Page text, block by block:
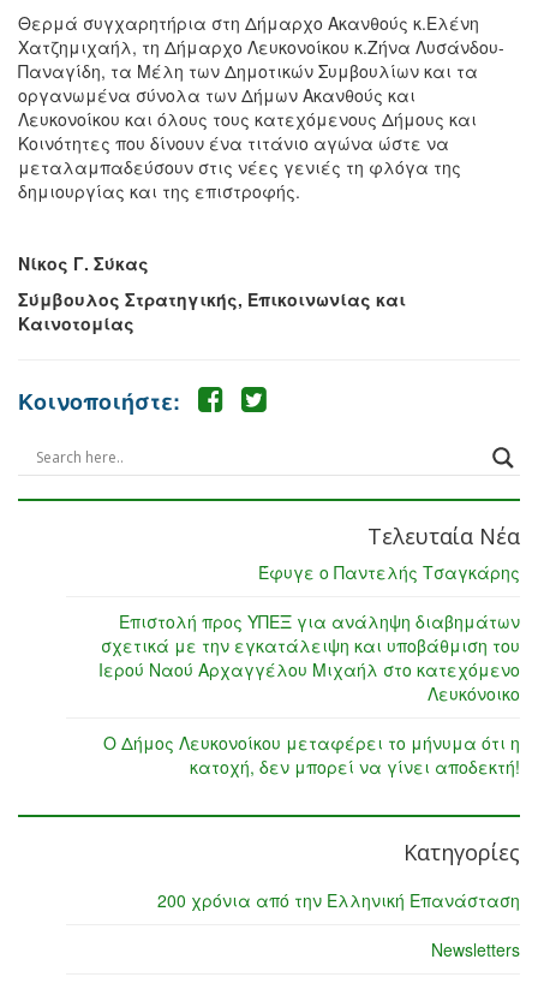
Θερμά συγχαρητήρια στη Δήμαρχο Ακανθούς κ.Ελένη
Χατζημιχαήλ, τη Δήμαρχο Λευκονοίκου κ.Ζήνα Λυσάνδου-
Παναγίδη, τα Μέλη των Δημοτικών Συμβουλίων και τα
οργανωμένα σύνολα των Δήμων Ακανθούς και
Λευκονοίκου και όλους τους κατεχόμενους Δήμους και
Κοινότητες που δίνουν ένα τιτάνιο αγώνα ώστε να
μεταλαμπαδεύσουν στις νέες γενιές τη φλόγα της
δημιουργίας και της επιστροφής.
Νίκος Γ. Σύκας
Σύμβουλος Στρατηγικής, Επικοινωνίας και
Καινοτομίας
Κοινοποιήστε:
Τελευταία Νέα
Έφυγε ο Παντελής Τσαγκάρης
Επιστολή προς ΥΠΕΞ για ανάληψη διαβημάτων
σχετικά με την εγκατάλειψη και υποβάθμιση του
Ιερού Ναού Αρχαγγέλου Μιχαήλ στο κατεχόμενο
Λευκόνοικο
Ο Δήμος Λευκονοίκου μεταφέρει το μήνυμα ότι η
κατοχή, δεν μπορεί να γίνει αποδεκτή!
Κατηγορίες
200 χρόνια από την Ελληνική Επανάσταση
Newsletters